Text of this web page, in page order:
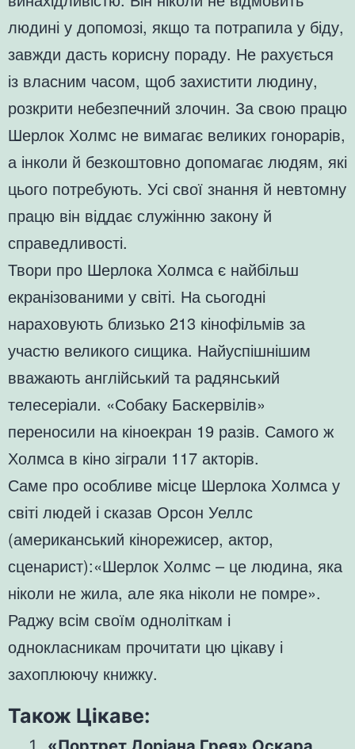
людині у допомозі, якщо та потрапила у біду,
завжди дасть корисну пораду. Не рахується
із власним часом, щоб захистити людину,
розкрити небезпечний злочин. За свою працю
Шерлок Холмс не вимагає великих гонорарів,
а інколи й безкоштовно допомагає людям, які
цього потребують. Усі свої знання й невтомну
працю він віддає служінню закону й
справедливості.
Твори про Шерлока Холмса є найбільш
екранізованими у світі. На сьогодні
нараховують близько 213 кінофільмів за
участю великого сищика. Найуспішнішим
вважають англійський та радянський
телесеріали. «Собаку Баскервілів»
переносили на кіноекран 19 разів. Самого ж
Холмса в кіно зіграли 117 акторів.
Саме про особливе місце Шерлока Холмса у
світі людей і сказав Орсон Уеллс
(американський кінорежисер, актор,
сценарист):«Шерлок Холмс – це людина, яка
ніколи не жила, але яка ніколи не помре».
Раджу всім своїм одноліткам і
однокласникам прочитати цю цікаву і
захоплюючу книжку.
Також Цікаве: